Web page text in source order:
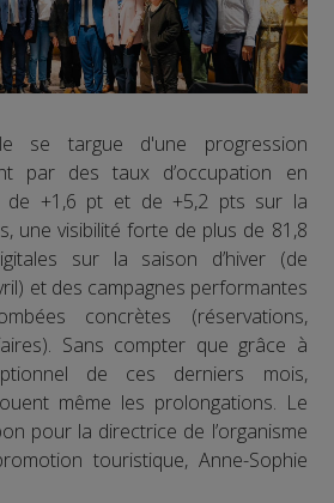
se targue d'une progression
par des taux d’occupation en
de +1,6 pt et de +5,2 pts sur la
une visibilité forte de plus de 81,8
sur la saison d’hiver (de
et des campagnes performantes
concrètes (réservations,
Sans compter que grâce à
de ces derniers mois,
même les prolongations. Le
pour la directrice de l’organisme
touristique, Anne-Sophie